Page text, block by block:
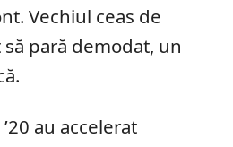
Vechiul ceas de
pară demodat, un
au accelerat